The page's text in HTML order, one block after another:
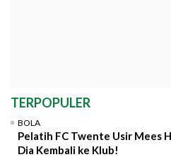
TERPOPULER
BOLA
Pelatih FC Twente Usir Mees
Dia Kembali ke Klub!